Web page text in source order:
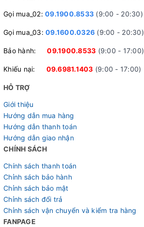
Gọi mua_02: 09.1900.8533 (9:00 - 20:30)
Gọi mua_03: 09.1600.0326 (9:00 - 20:30)
Bảo hành:09.1900.8533 (9:00 - 17:00)
Khiếu nại: 09.6981.1403 (9:00 - 17:00)
HỖ TRỢ
Giới thiệu
Hướng dẫn mua hàng
Hướng dẫn thanh toán
Hướng dẫn giao nhận
CHÍNH SÁCH
Chính sách thanh toán
Chỉnh sách bảo hành
Chỉnh sách bảo mật
Chỉnh sách đổi trả
Chỉnh sách vận chuyển và kiểm tra hàng
FANPAGE